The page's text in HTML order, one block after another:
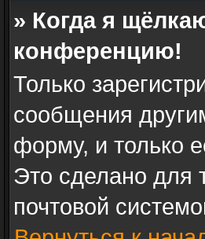
» Когда я
конференцию!
Только
сообщения
форму, и только
Это сделано для
почтовой